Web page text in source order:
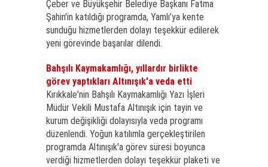
Çeber ve Büyükşehir Belediye Başkanı Fatma
Şahin'in katıldığı programda, Yamlı’ya kente
sunduğu hizmetlerden dolayı teşekkür edilerek
yeni görevinde başarılar dilendi.
Bahşılı Kaymakamlığı, yıllardır birlikte
görev yaptıkları Altınışık'a veda etti
Kırıkkale'nin Bahşılı Kaymakamlığı Yazı İşleri
Müdür Vekili Mustafa Altınışık için tayin ve
kurum değişikliği dolayısıyla veda programı
düzenlendi. Yoğun katılımla gerçekleştirilen
programda Altınışık'a görev süresi boyunca
verdiği hizmetlerden dolayı teşekkür plaketi ve